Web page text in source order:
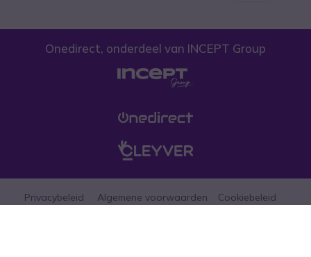
Onedirect, onderdeel van INCEPT Group
Privacybeleid Algemene voorwaarden Cookiebeleid